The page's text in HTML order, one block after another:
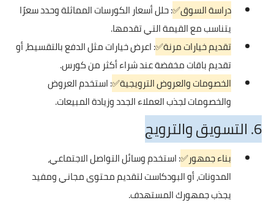
دراسة السوق✅: حلل أسعار الكورسات المماثلة وحدد سعرًا
يتناسب مع القيمة التي تقدمها.
تقديم خيارات مرنة✅: اعرض خيارات مثل الدفع بالتقسيط، أو
تقديم باقات مخفضة عند شراء أكثر من كورس.
الخصومات والعروض الترويجية✅: استخدم العروض
والخصومات لجذب العملاء الجدد وزيادة المبيعات.
6. التسويق والترويج
بناء جمهور✅: استخدم وسائل التواصل الاجتماعي،
المدونات، أو البودكاست لتقديم محتوى مجاني ومفيد
يجذب جمهورك المستهدف.